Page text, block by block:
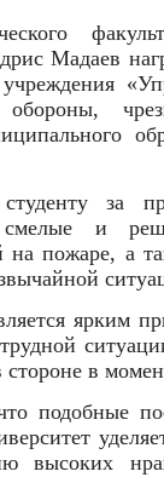
Мадаев
обороны,
за
смелые и
пожаре, а
ярким
стороне в
подобные
высоких